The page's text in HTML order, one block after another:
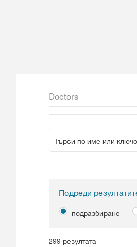
Doctors
Подреди
подразбиране
299 резултата